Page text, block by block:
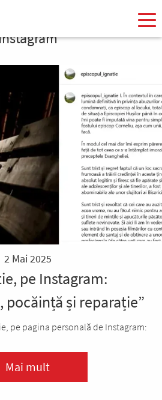
2 Mai 2025
pe Instagram:
pocăință și reparație”
pe pagina personală de Instagram:
Mai mult